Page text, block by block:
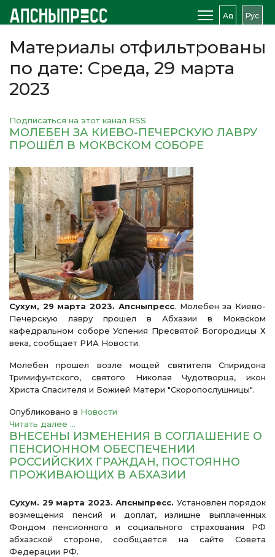
Аԥс Рус
Материалы отфильтрованы
по дате: Среда, 29 марта
2023
Подписаться на этот канал RSS
МОЛЕБЕН ЗА КИЕВО-ПЕЧЕРСКУЮ ЛАВРУ
ПРОШЁЛ В МОКВСКОМ СОБОРЕ
Сухум, 29 марта 2023. Апсныпресс. Молебен за Киево-
Печерскую лавру прошел в Абхазии в Моквском
кафедральном соборе Успения Пресвятой Богородицы Х
века, сообщает РИА Новости.
Молебен прошел возле мощей святителя Спиридона
Тримифунтского, святого Николая Чудотворца, икон
Христа Спасителя и Божией Матери "Скоропослушницы".
Опубликовано в Новости
Читать далее ...
ВНЕСЕНЫ ИЗМЕНЕНИЯ В СОГЛАШЕНИЕ О
ПЕНСИОННОМ ОБЕСПЕЧЕНИИ
РОССИЙСКИХ ГРАЖДАН, ПОСТОЯННО
ПРОЖИВАЮЩИХ В АБХАЗИИ
Сухум. 29 марта 2023. Апсныпресс. Установлен порядок
возмещения пенсий и доплат, излишне выплаченных
Фондом пенсионного и социального страхования РФ
абхазской стороне, сообщается на сайте Совета
Федерации РФ.